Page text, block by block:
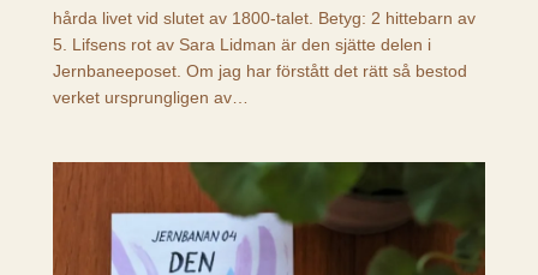
hårda livet vid slutet av 1800-talet. Betyg: 2 hittebarn av
5. Lifsens rot av Sara Lidman är den sjätte delen i
Jernbaneeposet. Om jag har förstått det rätt så bestod
verket ursprungligen av…